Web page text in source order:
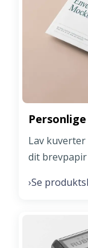
Lav
dit
›Se